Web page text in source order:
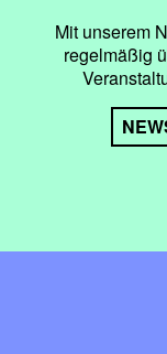
Mit unserem
regelmäßig